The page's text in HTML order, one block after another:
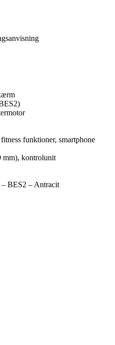
funktioner, smartphone
mm), kontrolunit
BES2 – Antracit